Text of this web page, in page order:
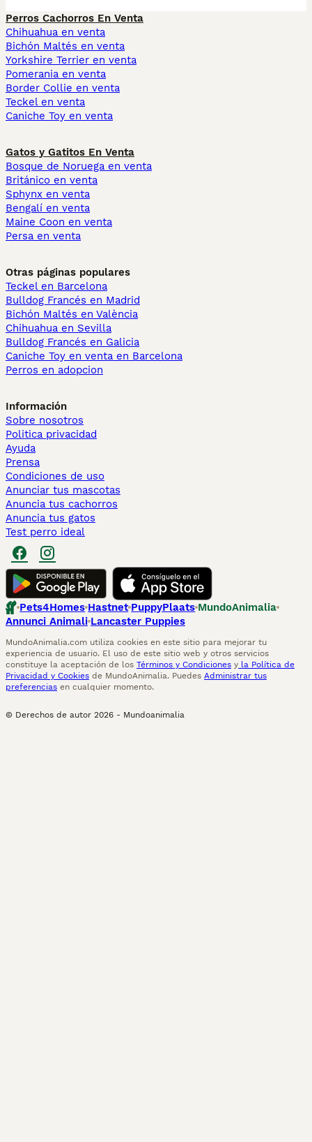
Perros Cachorros En Venta
Chihuahua en venta
Bichón Maltés en venta
Yorkshire Terrier en venta
Pomerania en venta
Border Collie en venta
Teckel en venta
Caniche Toy en venta
Gatos y Gatitos En Venta
Bosque de Noruega en venta
Británico en venta
Sphynx en venta
Bengalí en venta
Maine Coon en venta
Persa en venta
Otras páginas populares
Teckel en Barcelona
Bulldog Francés en Madrid
Bichón Maltés en València
Chihuahua en Sevilla
Bulldog Francés en Galicia
Caniche Toy en venta en Barcelona
Perros en adopcion
Información
Sobre nosotros
Politica privacidad
Ayuda
Prensa
Condiciones de uso
Anunciar tus mascotas
Anuncia tus cachorros
Anuncia tus gatos
Test perro ideal
Pets4Homes Hastnet PuppyPlaats MundoAnimalia
Annunci Animali Lancaster Puppies
MundoAnimalia.com utiliza cookies en este sitio para mejorar tu
experiencia de usuario. El uso de este sitio web y otros servicios
constituye la aceptación de los Términos y Condiciones y la Política de
Privacidad y Cookies de MundoAnimalia. Puedes Administrar tus
preferencias en cualquier momento.
© Derechos de autor 2026 - Mundoanimalia